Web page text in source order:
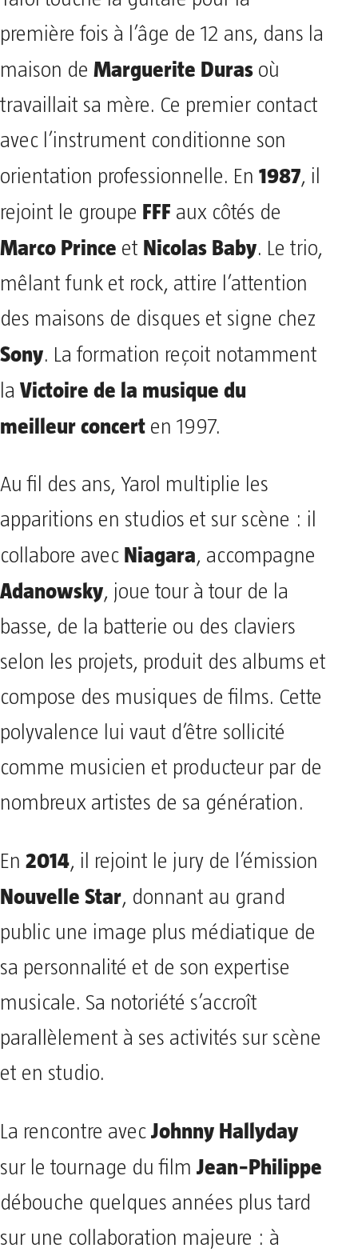
première fois à l’âge de 12 ans, dans la
maison de Marguerite Duras où
travaillait sa mère. Ce premier contact
avec l’instrument conditionne son
orientation professionnelle. En 1987, il
rejoint le groupe FFF aux côtés de
Marco Prince et Nicolas Baby. Le trio,
mêlant funk et rock, attire l’attention
des maisons de disques et signe chez
Sony. La formation reçoit notamment
la Victoire de la musique du
meilleur concert en 1997.
Au fil des ans, Yarol multiplie les
apparitions en studios et sur scène : il
collabore avec Niagara, accompagne
Adanowsky, joue tour à tour de la
basse, de la batterie ou des claviers
selon les projets, produit des albums et
compose des musiques de films. Cette
polyvalence lui vaut d’être sollicité
comme musicien et producteur par de
nombreux artistes de sa génération.
En 2014, il rejoint le jury de l’émission
Nouvelle Star, donnant au grand
public une image plus médiatique de
sa personnalité et de son expertise
musicale. Sa notoriété s’accroît
parallèlement à ses activités sur scène
et en studio.
La rencontre avec Johnny Hallyday
sur le tournage du film Jean‑Philippe
débouche quelques années plus tard
sur une collaboration majeure : à